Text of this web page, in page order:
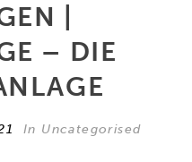
|
– DIE
In Uncategorised